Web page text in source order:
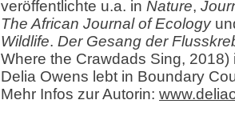
veröffentlichte u.a. in Nature,
The African Journal of Ecology
Wildlife. Der Gesang der
Where the Crawdads Sing, 2018)
Delia Owens lebt in Boundary
Mehr Infos zur Autorin: